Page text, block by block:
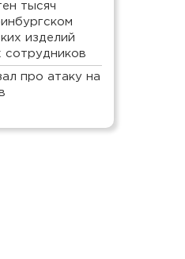
тысяч
изделий
сотрудников
про атаку на